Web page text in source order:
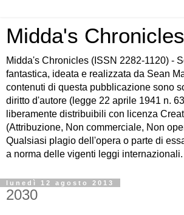
Midda's Chronicles
Midda's Chronicles (ISSN 2282-1120) -
fantastica, ideata e realizzata da Sean
contenuti di questa pubblicazione sono
diritto d'autore (legge 22 aprile 1941 n.
liberamente distribuibili con licenza
(Attribuzione, Non commerciale, Non
Qualsiasi plagio dell'opera o parte di
a norma delle vigenti leggi internazionali.
lunedì 12 agosto 2013
2030